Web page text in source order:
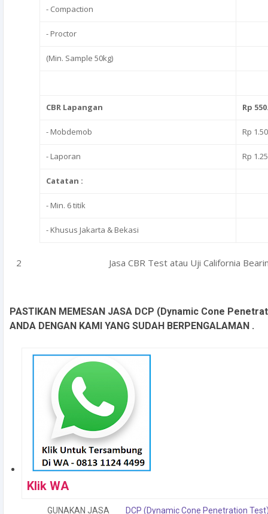
- Compaction
- Proctor
(Min. Sample 50kg)
CBR Lapangan Rp
- Mobdemob Rp
- Laporan Rp
Catatan :
- Min. 6 titik
- Khusus Jakarta & Bekasi
Jasa CBR Test atau Uji California
PASTIKAN MEMESAN JASA DCP (Dynamic Cone
ANDA DENGAN KAMI YANG SUDAH BERPENGALAMAN .
Klik WA
GUNAKAN JASA DCP (Dynamic Cone Penetration